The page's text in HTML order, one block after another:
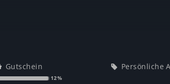
Gutschein Persönliche
12%